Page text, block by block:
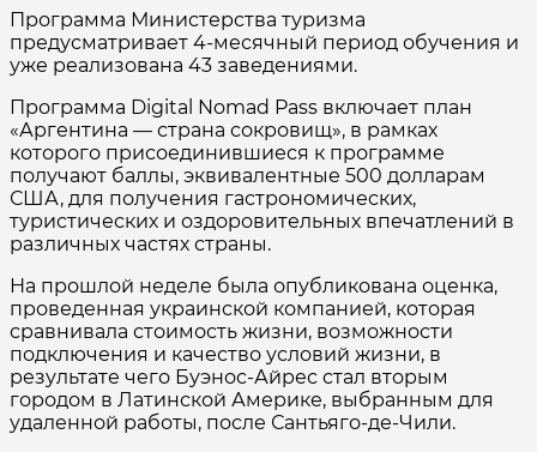
Программа Министерства туризма
предусматривает 4-месячный период обучения и
уже реализована 43 заведениями.
Программа Digital Nomad Pass включает план
«Аргентина — страна сокровищ», в рамках
которого присоединившиеся к программе
получают баллы, эквивалентные 500 долларам
США, для получения гастрономических,
туристических и оздоровительных впечатлений в
различных частях страны.
На прошлой неделе была опубликована оценка,
проведенная украинской компанией, которая
сравнивала стоимость жизни, возможности
подключения и качество условий жизни, в
результате чего Буэнос-Айрес стал вторым
городом в Латинской Америке, выбранным для
удаленной работы, после Сантьяго-де-Чили.